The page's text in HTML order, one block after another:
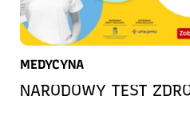
MEDYCYNA
NARODOWY TEST